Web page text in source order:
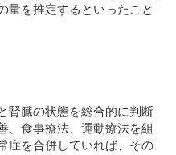
量を推定するといったこと
腎臓の状態を総合的に判断
、食事療法、運動療法を組
症を合併していれば、その